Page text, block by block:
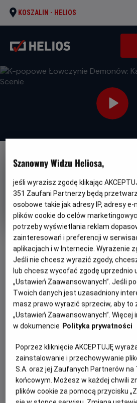
KOSZALIN - HELIOS
OBSERWUJ
K-popowe
Demonów:
Scenie
Oryginalny
tytuł
K-Pop Demon
Od 10 lat
Czas
trwania
106 min
REŻYSERIA
Maggie Kang, Chris
Appelhans
Maggie
OBSADA
WIĘCEJ
OPIS WYDARZENIA
Bo właśnie tak tak tak się wyżej
Domknij Honmoon i zaśpiewaj
popowe łowczynie demonów”
Boys. Pełna wersja karaoke
tylko od 10 czerwca.
Szanowny Widzu Heliosa,
jeśli wyrazisz zgodę klikając
351 Zaufani Partnerzy będą
osobowe takie jak adresy IP, adresy
plików cookie do celów
potrzeby wyświetlania reklam
zainteresowań i preferencji w
aplikacjach i w Internecie. Wyrażenie
Jeśli nie chcesz wyrazić zgody,
lub chcesz wycofać zgodę uprzednio
„Ustawień Zaawansowanych”. Jeśli
Twoich danych jest uzasadniony
masz prawo wyrazić sprzeciw, aby to
„Ustawień Zaawansowanych”.
w dokumencie Polityka prywatności
Poprzez kliknięcie AKCEPTUJĘ
zainstalowanie i przechowywanie
S.A. oraz jej Zaufanych Partnerów
końcowym. Możesz w każdej chwili
plików cookie za pomocą przycisku